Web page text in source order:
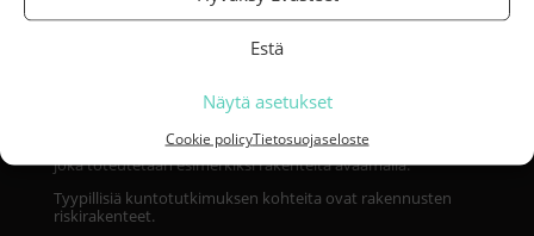
Estä
Näytä asetukset
Cookie policyTietosuojaseloste
mahdollisista riskipaikoista ja rakennusvirheistä.
Mikä on kuntotutkimus?
Kuntotutkimus on kuntotarkastusta tarkempi tutkimus,
joka toteutetaan esimerkiksi rakenteita avaamalla.
Tyypillisiä kuntotutkimuksen kohteita ovat rakennusten
riskirakenteet.